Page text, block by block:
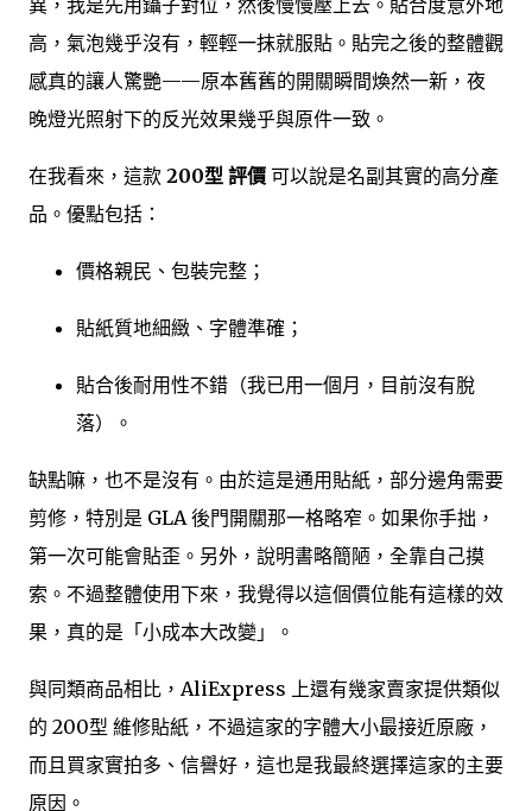
異，我是先用鑷子對位，然後慢慢壓上去。貼合度意外地
高，氣泡幾乎沒有，輕輕一抹就服貼。貼完之後的整體觀
感真的讓人驚艷——原本舊舊的開關瞬間煥然一新，夜
晚燈光照射下的反光效果幾乎與原件一致。
在我看來，這款 200型 評價 可以說是名副其實的高分產
品。優點包括：
價格親民、包裝完整；
貼紙質地細緻、字體準確；
貼合後耐用性不錯（我已用一個月，目前沒有脫
落）。
缺點嘛，也不是沒有。由於這是通用貼紙，部分邊角需要
剪修，特別是 GLA 後門開關那一格略窄。如果你手拙，
第一次可能會貼歪。另外，說明書略簡陋，全靠自己摸
索。不過整體使用下來，我覺得以這個價位能有這樣的效
果，真的是「小成本大改變」。
與同類商品相比，AliExpress 上還有幾家賣家提供類似
的 200型 維修貼紙，不過這家的字體大小最接近原廠，
而且買家實拍多、信譽好，這也是我最終選擇這家的主要
原因。